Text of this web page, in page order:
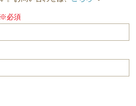
※必須